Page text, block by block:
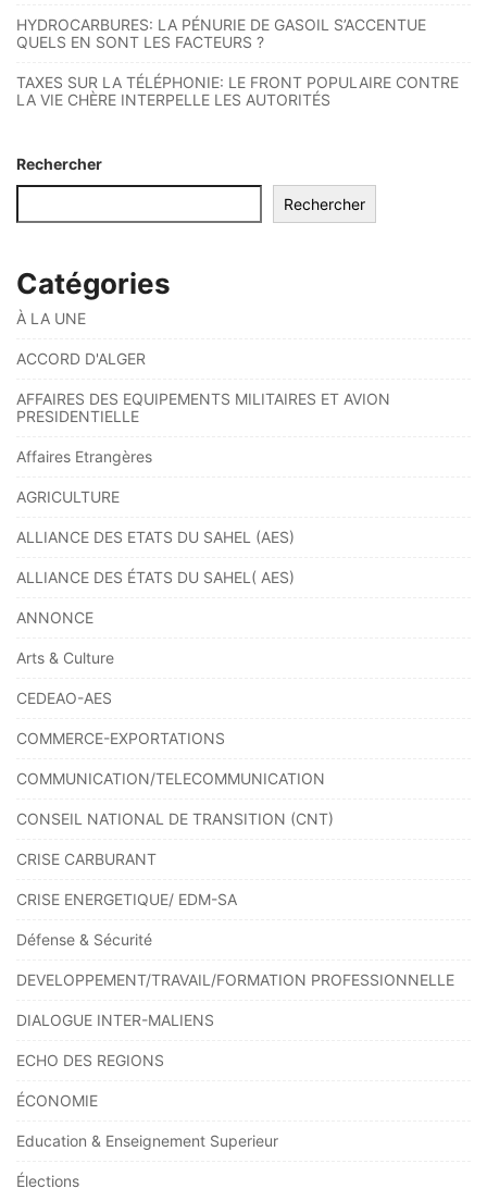
HYDROCARBURES: LA PÉNURIE DE GASOIL S’ACCENTUE
QUELS EN SONT LES FACTEURS ?
TAXES SUR LA TÉLÉPHONIE: LE FRONT POPULAIRE CONTRE
LA VIE CHÈRE INTERPELLE LES AUTORITÉS
Rechercher
Rechercher
Catégories
À LA UNE
ACCORD D'ALGER
AFFAIRES DES EQUIPEMENTS MILITAIRES ET AVION
PRESIDENTIELLE
Affaires Etrangères
AGRICULTURE
ALLIANCE DES ETATS DU SAHEL (AES)
ALLIANCE DES ÉTATS DU SAHEL( AES)
ANNONCE
Arts & Culture
CEDEAO-AES
COMMERCE-EXPORTATIONS
COMMUNICATION/TELECOMMUNICATION
CONSEIL NATIONAL DE TRANSITION (CNT)
CRISE CARBURANT
CRISE ENERGETIQUE/ EDM-SA
Défense & Sécurité
DEVELOPPEMENT/TRAVAIL/FORMATION PROFESSIONNELLE
DIALOGUE INTER-MALIENS
ECHO DES REGIONS
ÉCONOMIE
Education & Enseignement Superieur
Élections